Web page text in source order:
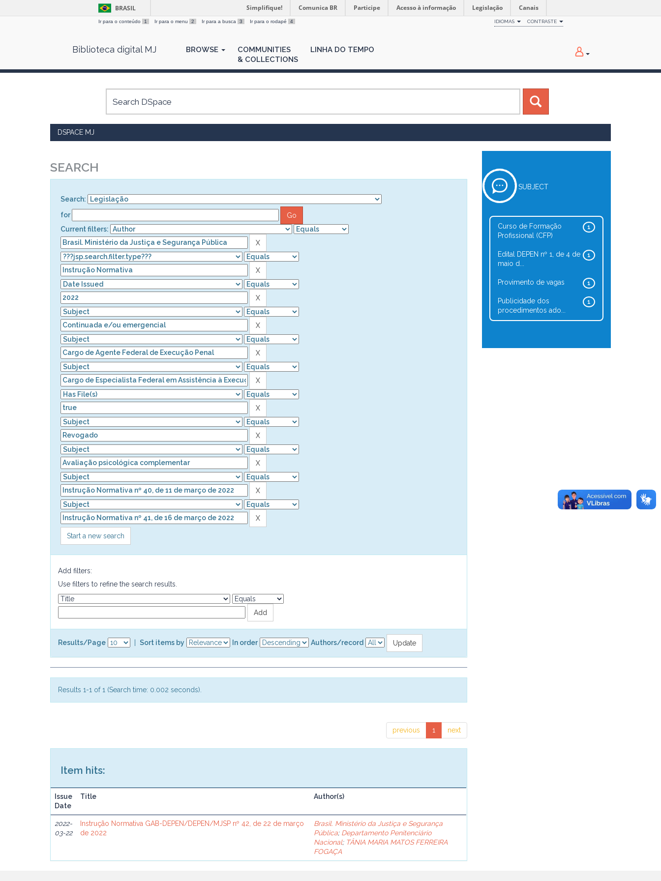
BRASIL Simplifique! Comunica BR Participe Acesso à informação Legislação Canais
Ir para o conteúdo 1 Ir para o menu 2 Ir para a busca 3 Ir para o rodapé 4 IDIOMAS CONTRASTE
Biblioteca digital MJ BROWSE
COMMUNITIES
& COLLECTIONS
LINHA DO TEMPO
DSPACE MJ
SEARCH
Search:
for
Current filters:
Start a new search
Add filters:
Use filters to refine the search results.
Results/Page Sort items by In order Authors/record
Results 1-1 of 1 (Search time: 0.002 seconds).
previous 1 next
Item hits:
Issue
Date
Title Author(s)
2022-
03-22
Instrução Normativa GAB-DEPEN/DEPEN/MJSP nº 42, de 22 de março
de 2022
Brasil. Ministério da Justiça e Segurança
Pública; Departamento Penitenciário
Nacional; TÂNIA MARIA MATOS FERREIRA
FOGAÇA
SUBJECT
1
Curso de Formação
Profissional (CFP)
1
Edital DEPEN nº 1, de 4 de
maio d...
1
Provimento de vagas
1
Publicidade dos
procedimentos ado...